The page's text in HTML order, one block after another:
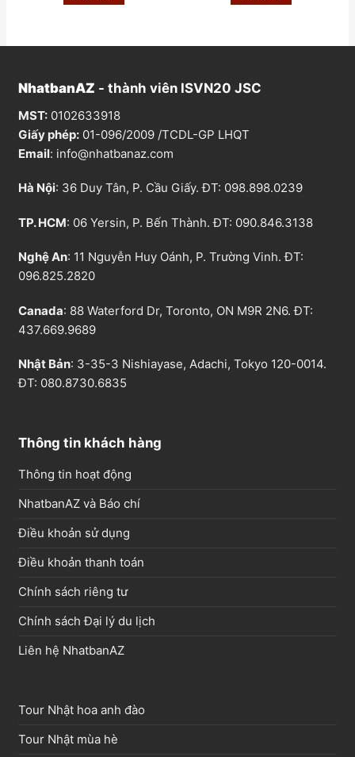
NhatbanAZ - thành viên ISVN20 JSC
MST: 0102633918
Giấy phép: 01-096/2009 /TCDL-GP LHQT
Email: info@nhatbanaz.com
Hà Nội: 36 Duy Tân, P. Cầu Giấy. ĐT: 098.898.0239
TP. HCM: 06 Yersin, P. Bến Thành. ĐT: 090.846.3138
Nghệ An: 11 Nguyễn Huy Oánh, P. Trường Vinh. ĐT:
096.825.2820
Canada: 88 Waterford Dr, Toronto, ON M9R 2N6. ĐT:
437.669.9689
Nhật Bản: 3-35-3 Nishiayase, Adachi, Tokyo 120-0014.
ĐT: 080.8730.6835
Thông tin khách hàng
Thông tin hoạt động
NhatbanAZ và Báo chí
Điều khoản sử dụng
Điều khoản thanh toán
Chính sách riêng tư
Chính sách Đại lý du lịch
Liên hệ NhatbanAZ
Tour Nhật hoa anh đào
Tour Nhật mùa hè